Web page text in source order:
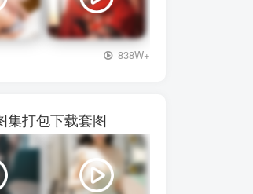
838W+
集打包下载套图